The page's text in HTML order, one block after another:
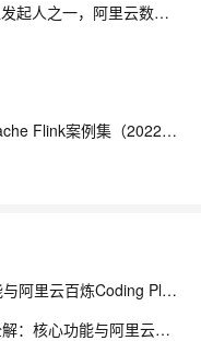
【大咖问答】对话PostgreSQL 中国社区发起人之一，阿里云数据库高级专家 德哥
【藏经阁一起读（27）】本周推荐《Apache Flink案例集（2022版）》，你有哪些心得？
最新版Cursor AI编程IDE全解：核心功能与阿里云百炼Coding Plan、Token Plan接入教程
最新版Claude Code命令行AI编程助手全解：核心功能与阿里云百炼接入实战教程